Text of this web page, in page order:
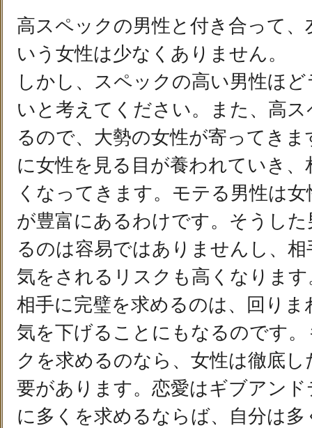
高スペックの男性と付き合って
いう女性は少なくありません。
しかし、スペックの高い男性ほ
いと考えてください。また、高
るので、大勢の女性が寄ってき
に女性を見る目が養われていき
くなってきます。モテる男性は
が豊富にあるわけです。そうし
るのは容易ではありませんし、
気をされるリスクも高くなります
相手に完璧を求めるのは、回りま
気を下げることにもなるのです
クを求めるのなら、女性は徹底
要があります。恋愛はギブアン
に多くを求めるならば、自分は